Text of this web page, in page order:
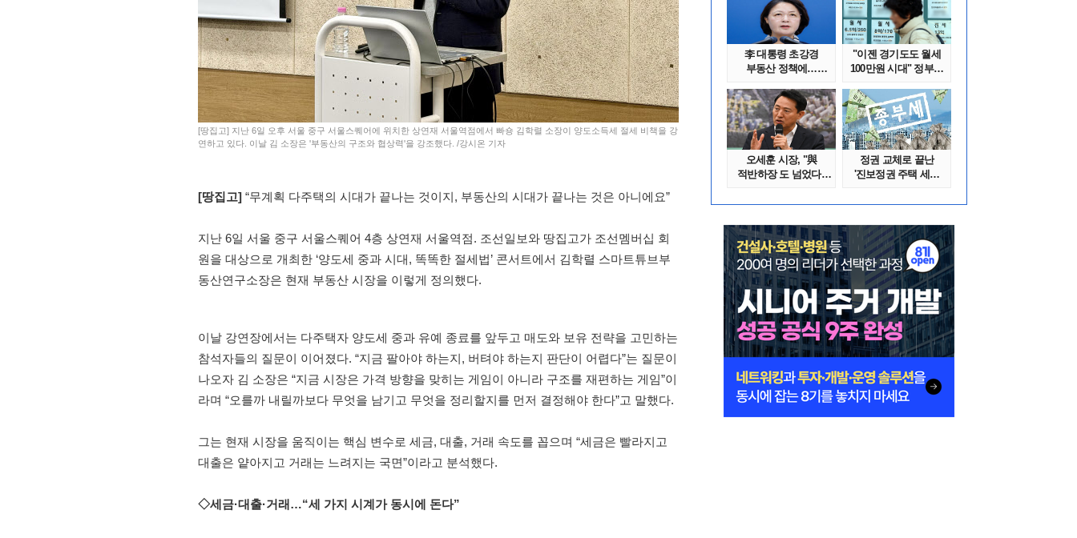
[땅집고] 지난 6일 오후 서울 중구 서울스퀘어에 위치한 상연재 서울역점에서 빠숑 김학렬 소장이 양도소득세 절세 비책을 강
연하고 있다. 이날 김 소장은 '부동산의 구조와 협상력'을 강조했다. /강시온 기자
[땅집고] “무계획 다주택의 시대가 끝나는 것이지, 부동산의 시대가 끝나는 것은 아니에요”
지난 6일 서울 중구 서울스퀘어 4층 상연재 서울역점. 조선일보와 땅집고가 조선멤버십 회
원을 대상으로 개최한 ‘양도세 중과 시대, 똑똑한 절세법’ 콘서트에서 김학렬 스마트튜브부
동산연구소장은 현재 부동산 시장을 이렇게 정의했다.
이날 강연장에서는 다주택자 양도세 중과 유예 종료를 앞두고 매도와 보유 전략을 고민하는
참석자들의 질문이 이어졌다. “지금 팔아야 하는지, 버텨야 하는지 판단이 어렵다”는 질문이
나오자 김 소장은 “지금 시장은 가격 방향을 맞히는 게임이 아니라 구조를 재편하는 게임”이
라며 “오를까 내릴까보다 무엇을 남기고 무엇을 정리할지를 먼저 결정해야 한다”고 말했다.
그는 현재 시장을 움직이는 핵심 변수로 세금, 대출, 거래 속도를 꼽으며 “세금은 빨라지고
대출은 얕아지고 거래는 느려지는 국면”이라고 분석했다.
◇세금·대출·거래…“세 가지 시계가 동시에 돈다”
李 대통령 초강경
부동산 정책에…
"이젠 경기도도 월세
100만원 시대" 정부發
오세훈 시장, "與
적반하장 도 넘었다"
정권 교체로 끝난
'진보정권 주택 세금